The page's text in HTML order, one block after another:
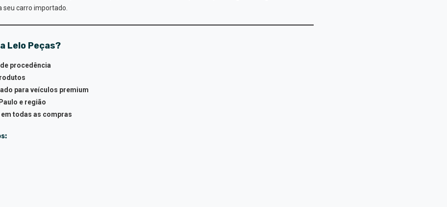
carro importado.
Lelo Peças?
procedência
para veículos premium
e região
todas as compras